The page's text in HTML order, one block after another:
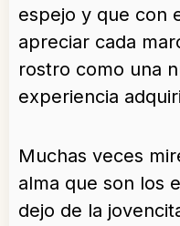
espejo y que con
apreciar cada
rostro como una
experiencia
Muchas veces
alma que son los
dejo de la